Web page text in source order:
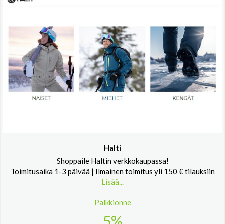
Halti
Shoppaile Haltin verkkokaupassa!
Toimitusaika 1-3 päivää | Ilmainen toimitus yli 150 € tilauksiin
Lisää...
Palkkionne